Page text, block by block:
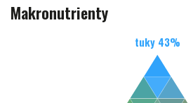
Makronutrienty
tuky 43%